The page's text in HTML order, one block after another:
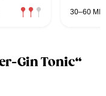
30–60 MIN
Gin Tonic“